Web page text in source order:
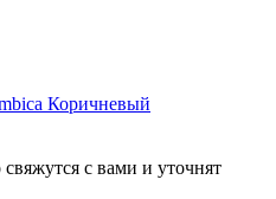
Коричневый
с вами и уточнят